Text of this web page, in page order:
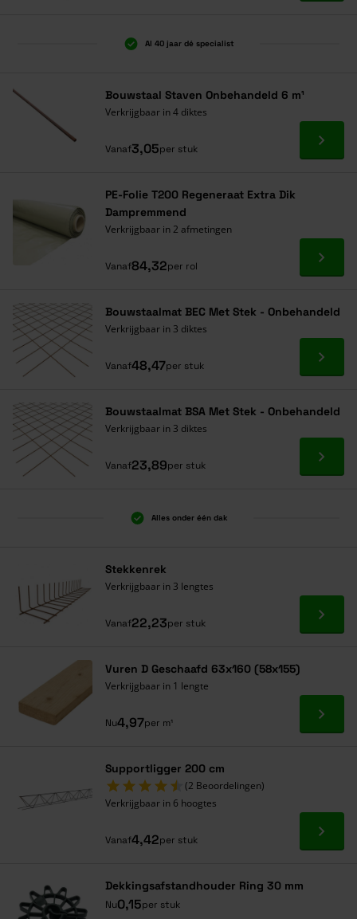
Al 40 jaar dé specialist
Bouwstaal Staven Onbehandeld 6 m¹
Verkrijgbaar in 4 diktes
Vanaf3,05per stuk Ga
PE-Folie T200 Regeneraat Extra Dik
Dampremmend
Verkrijgbaar in 2 afmetingen
Vanaf84,32per rol Ga
Bouwstaalmat BEC Met Stek - Onbehandeld
Verkrijgbaar in 3 diktes
Vanaf48,47per stuk Ga
Bouwstaalmat BSA Met Stek - Onbehandeld
Verkrijgbaar in 3 diktes
Vanaf23,89per stuk Ga
Alles onder één dak
Stekkenrek
Verkrijgbaar in 3 lengtes
Vanaf22,23per stuk Ga
Vuren D Geschaafd 63x160 (58x155)
Verkrijgbaar in 1 lengte
Nu4,97per m¹ Ga
Supportligger 200 cm
(2 Beoordelingen)
Verkrijgbaar in 6 hoogtes
Vanaf4,42per stuk Ga
Dekkingsafstandhouder Ring 30 mm
Nu0,15per stuk